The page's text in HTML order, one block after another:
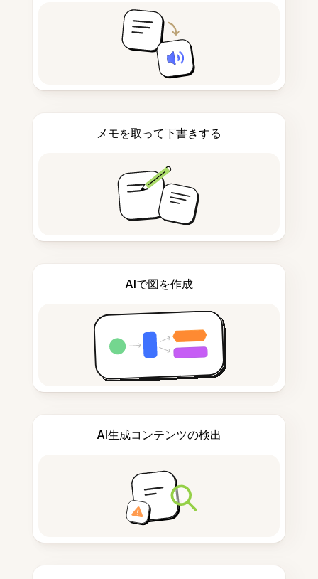
メモを取って下書きする
AIで図を作成
AI生成コンテンツの検出